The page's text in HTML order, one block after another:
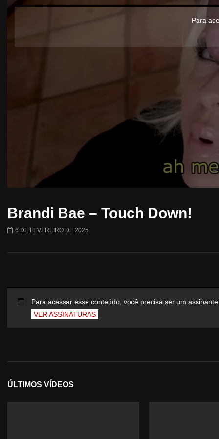
Para
Brandi Bae – Touch Down!
6 DE FEVEREIRO DE 2025
Para acessar esse conteúdo, você precisa ser um
VER ASSINATURAS
ÚLTIMOS VÍDEOS